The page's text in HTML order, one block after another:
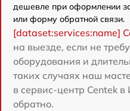
дешевле при оформлении
или форму обратной связи.
[dataset:services:name]
на выезде, если не
оборудования и
таких случаях наш
в сервис-центр Centek
обратно.